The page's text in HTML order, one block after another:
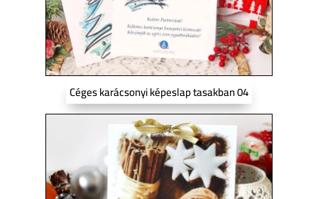
Céges karácsonyi képeslap tasakban 04